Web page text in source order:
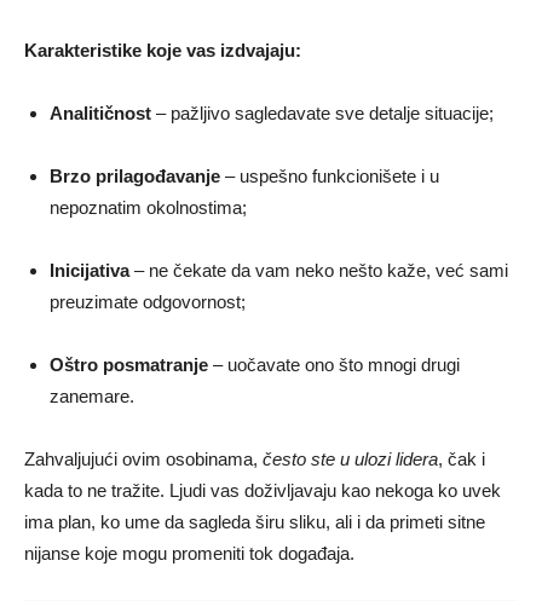
Karakteristike koje vas izdvajaju:
Analitičnost – pažljivo sagledavate sve detalje situacije;
Brzo prilagođavanje – uspešno funkcionišete i u
nepoznatim okolnostima;
Inicijativa– ne čekate da vam neko nešto kaže, već sami
preuzimate odgovornost;
Oštro posmatranje – uočavate ono što mnogi drugi
zanemare.
Zahvaljujući ovim osobinama, često ste u ulozi lidera, čak i
kada to ne tražite. Ljudi vas doživljavaju kao nekoga ko uvek
ima plan, ko ume da sagleda širu sliku, ali i da primeti sitne
nijanse koje mogu promeniti tok događaja.